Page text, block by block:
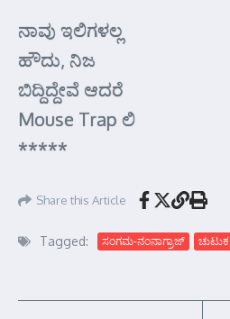
ನಾವು ಇಲಿಗಳಲ್ಲ
ಹೌದು, ನಿಜ
ಬಿದ್ದಿದ್ದೇವೆ ಆದರೆ
Mouse Trap ಲಿ
*****
Share this Article
Tagged: ಸಂಗಮ-ನಂನಾಗ್ರಾಜ್ ಚುಟುಕ